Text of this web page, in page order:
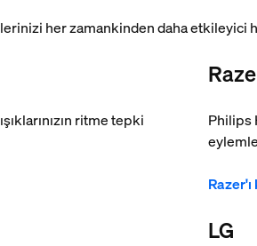
her zamankinden daha etkileyici
ritme tepki
Philips
LG